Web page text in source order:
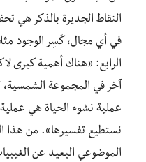
النقاط الجديرة بالذكر هي
في أي مجال، كَسِر الوجود
الرابع: «هناك أهمية كبرى
آخر في المجموعة الشمسية،
عملية نشوء الحياة هي
نستطيع تفسيرها». من هذا
الموضوعي البعيد عن